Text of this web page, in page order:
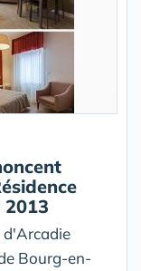
2013
d'Arcadie
Bourg-en-